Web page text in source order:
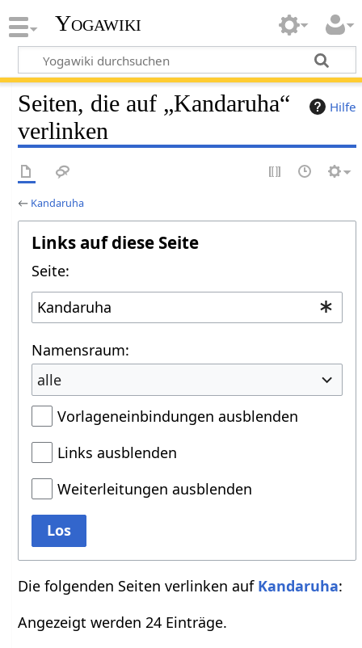
Yogawiki
Hilfe
Seiten, die auf „Kandaruha“
verlinken
← Kandaruha
Links auf diese Seite
Seite:
Namensraum:
alle
Vorlageneinbindungen ausblenden
Links ausblenden
Weiterleitungen ausblenden
Los
Die folgenden Seiten verlinken auf Kandaruha:
Angezeigt werden 24 Einträge.